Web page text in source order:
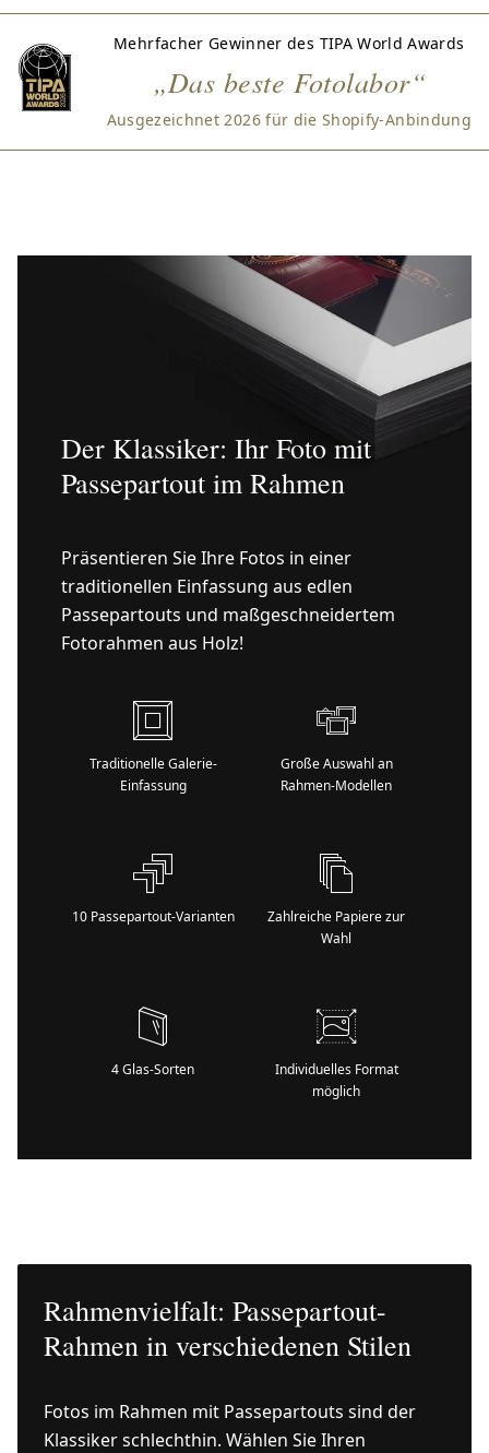
Mehrfacher Gewinner des TIPA World Awards
„Das beste Fotolabor“
Ausgezeichnet 2026 für die Shopify-Anbindung
Der Klassiker: Ihr Foto mit
Passepartout im Rahmen
Präsentieren Sie Ihre Fotos in einer
traditionellen Einfassung aus edlen
Passepartouts und maßgeschneidertem
Fotorahmen aus Holz!
Traditionelle Galerie-
Einfassung
Große Auswahl an
Rahmen-Modellen
10 Passepartout-Varianten
Zahlreiche Papiere zur
Wahl
4 Glas-Sorten
Individuelles Format
möglich
Rahmenvielfalt: Passepartout-
Rahmen in verschiedenen Stilen
Fotos im Rahmen mit Passepartouts sind der
Klassiker schlechthin. Wählen Sie Ihren